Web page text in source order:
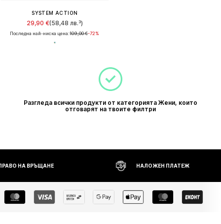
SYSTEM ACTION
29,90 €(58,48 лв.³)
Последна най-ниска цена:109,00 €-72%
Разгледа всички продукти от категорията Жени, които
отговарят на твоите филтри
НА ВРЪЩАНЕ НАЛОЖЕН ПЛАТЕЖ